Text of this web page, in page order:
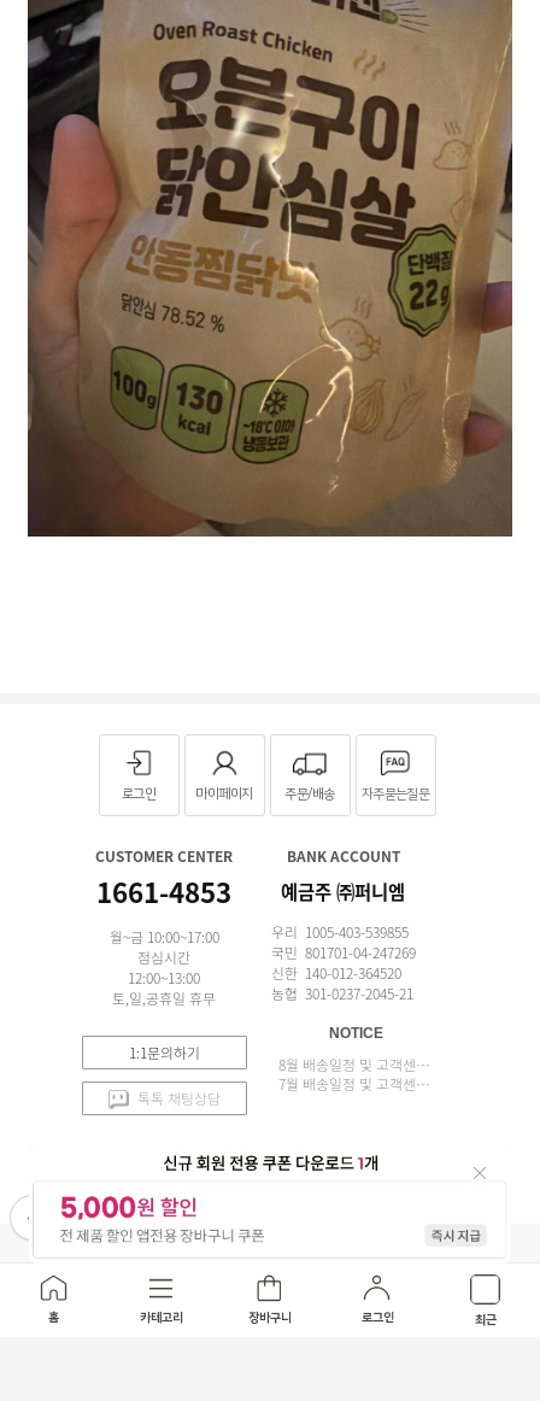
로그인 마이페이지 주문/배송 자주묻는질문
CUSTOMER CENTER
1661-4853
월~금 10:00~17:00
점심시간
12:00~13:00
토,일,공휴일 휴무
1:1문의하기
톡톡 채팅상담
BANK ACCOUNT
예금주 ㈜퍼니엠
우리 1005-403-539855
국민 801701-04-247269
신한 140-012-364520
농협 301-0237-2045-21
NOTICE
8월 배송일정 및 고객센터 업무 안내
7월 배송일정 및 고객센터 업무 안내
APP 설치
(주)퍼니엠 사업자정보
구매안전서비스 개인정보취급방침 이용약관
홈 카테고리 장바구니 로그인 최근